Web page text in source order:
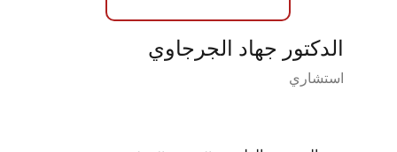
الدكتور جهاد الجرجاوي
استشاري